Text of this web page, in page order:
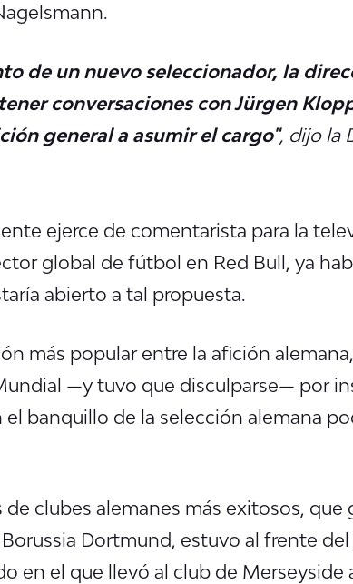
de un nuevo seleccionador, la
conversaciones con Jürgen
general a asumir el cargo", dijo la
ejerce de comentarista para la
global de fútbol en Red Bull, ya
abierto a tal propuesta.
más popular entre la afición
—y tuvo que disculparse— por
banquillo de la selección alemana
clubes alemanes más exitosos, que
Dortmund, estuvo al frente del
en el que llevó al club de Merseyside